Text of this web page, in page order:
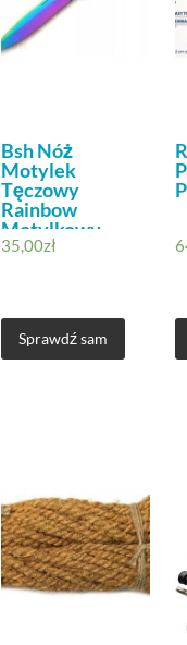
Bsh Nóż
Motylek
Tęczowy
Rainbow
Motylkowy
(N495B)
35,00zł
Sprawdź sam